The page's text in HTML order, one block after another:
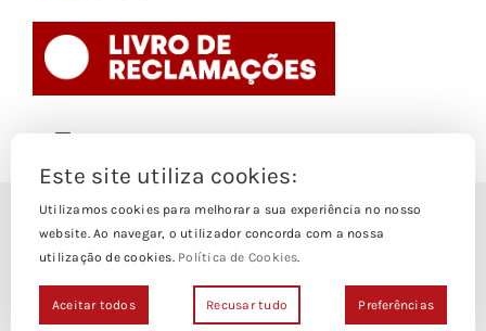
Navigation
Termos e Condições
© Copyright 1988- 2026
Loja Edições Piaget byPiaget Ensino Superior
direitos Reservados | Powered by
Este site utiliza cookies:
Utilizamos cookies para melhorar a sua experiência no nosso
website. Ao navegar, o utilizador concorda com a nossa
utilização de cookies. Política de Cookies.
Aceitar todos Recusar tudo Preferências